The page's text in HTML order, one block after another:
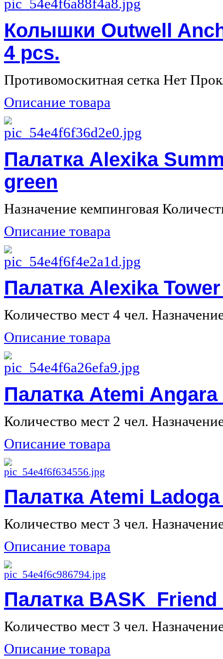
Колышки Outwell
4 pcs.
Противомоскитная сетка Нет
Описание товара
Палатка Alexika
green
Назначение кемпинговая
Описание товара
Палатка Alexika
Количество мест 4 чел.
Описание товара
Палатка Atemi Angara
Количество мест 2 чел.
Описание товара
Палатка Atemi
Количество мест 3 чел.
Описание товара
Палатка BASK Friend
Количество мест 3 чел.
Описание товара